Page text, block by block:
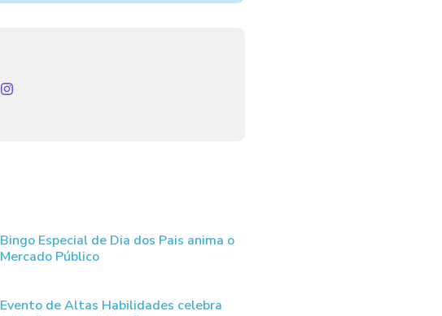
Bingo Especial de Dia dos Pais anima o
Mercado Público
Evento de Altas Habilidades celebra